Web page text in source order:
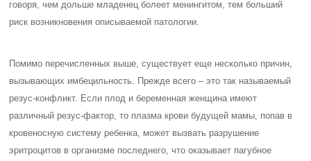
говоря, чем дольше младенец болеет менингитом, тем больший
риск возникновения описываемой патологии.
Помимо перечисленных выше, существует еще несколько причин,
вызывающих имбецильность. Прежде всего – это так называемый
резус-конфликт. Если плод и беременная женщина имеют
различный резус-фактор, то плазма крови будущей мамы, попав в
кровеносную систему ребенка, может вызвать разрушение
эритроцитов в организме последнего, что оказывает пагубное